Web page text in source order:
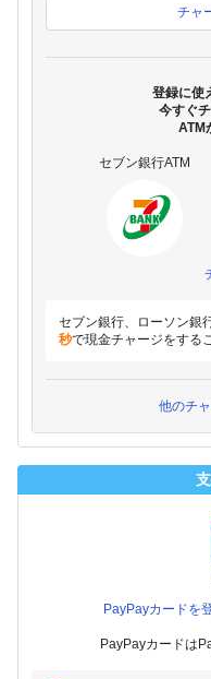
チャ
登録に使
今すぐ
ATM
セブン銀行ATM
セブン銀行、ローソン銀
秒で現金チャージをする
他のチ
PayPayカードを
PayPayカードは